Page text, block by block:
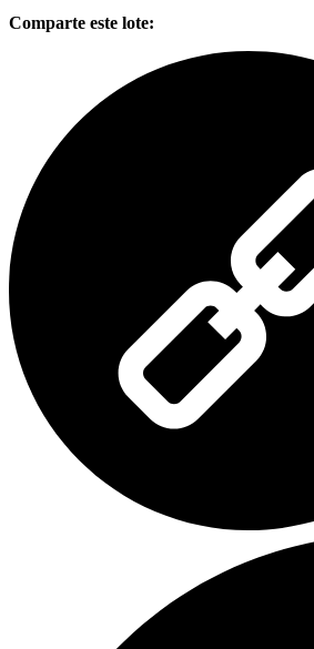
Comparte este lote: